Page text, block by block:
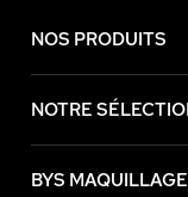
NOS PRODUITS
NOTRE
BYS MAQUILLAGE